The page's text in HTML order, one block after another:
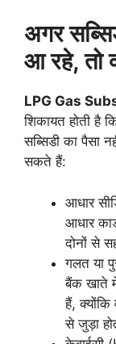
अगर
आ रहे, तो
LPG Gas
शिकायत होती है
सब्सिडी का पैसा
सकते हैं:
आधार
आधार
दोनों से
गलत या
बैंक खाते
हैं,
से जुड़ा